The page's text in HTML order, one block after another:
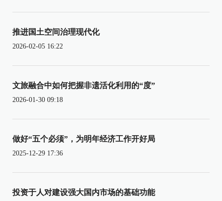
推进国土空间治理现代化
2026-02-05 16:22
文旅融合中如何把握非遗活化利用的“度”
2026-01-30 09:18
做好“五个必须”，为明年经济工作开好局
2025-12-29 17:36
投资于人对建设强大国内市场的基础功能